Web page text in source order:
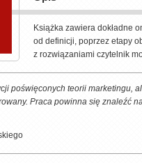
Książka zawiera dokładne
od definicji, poprzez etapy
z rozwiązaniami czytelnik
poświęconych teorii marketingu,
Praca powinna się znaleźć